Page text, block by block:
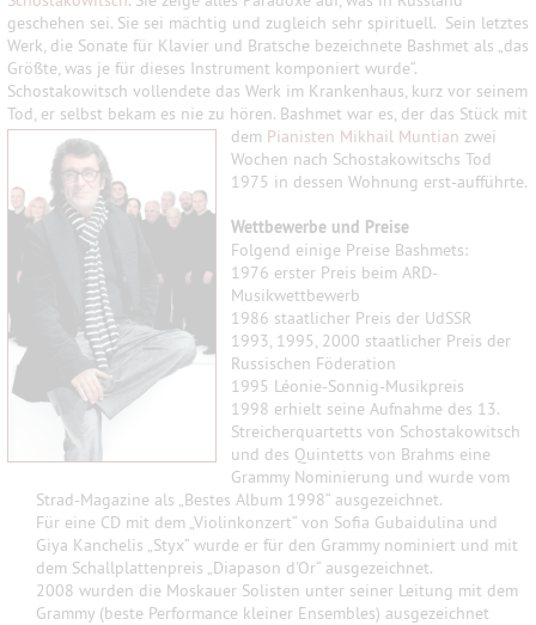
geschehen sei. Sie sei mächtig und zugleich sehr spirituell. Sein letztes
Werk, die Sonate für Klavier und Bratsche bezeichnete Bashmet als „das
Größte, was je für dieses Instrument komponiert wurde“.
Schostakowitsch vollendete das Werk im Krankenhaus, kurz vor seinem
Tod, er selbst bekam es nie zu hören. Bashmet war es, der das Stück mit
dem Pianisten Mikhail Muntian zwei
Wochen nach Schostakowitschs Tod
1975 in dessen Wohnung erst-aufführte.
Wettbewerbe und Preise
Folgend einige Preise Bashmets:
1976 erster Preis beim ARD-
Musikwettbewerb
1986 staatlicher Preis der UdSSR
1993, 1995, 2000 staatlicher Preis der
Russischen Föderation
1995 Léonie-Sonnig-Musikpreis
1998 erhielt seine Aufnahme des 13.
Streicherquartetts von Schostakowitsch
und des Quintetts von Brahms eine
Grammy Nominierung und wurde vom
Strad-Magazine als „Bestes Album 1998“ ausgezeichnet.
Für eine CD mit dem „Violinkonzert“ von Sofia Gubaidulina und
Giya Kanchelis „Styx“ wurde er für den Grammy nominiert und mit
dem Schallplattenpreis „Diapason d'Or“ ausgezeichnet.
2008 wurden die Moskauer Solisten unter seiner Leitung mit dem
Grammy (beste Performance kleiner Ensembles) ausgezeichnet